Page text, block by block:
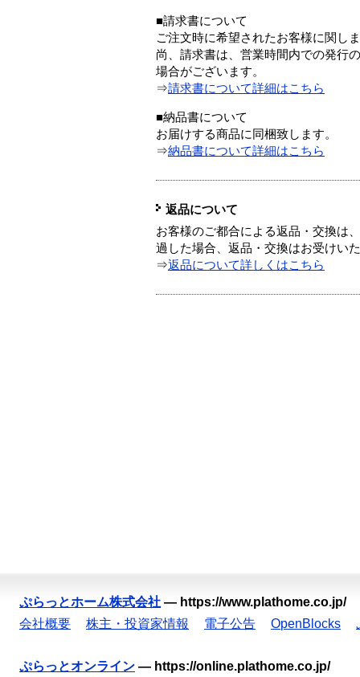
■請求書について
ご注文時に希望されたお客様に関し
尚、請求書は、営業時間内での発行
場合がございます。
⇒請求書について詳細はこちら
■納品書について
お届けする商品に同梱致します。
⇒納品書について詳細はこちら
返品について
お客様のご都合による返品・交換は
過した場合、返品・交換はお受けい
⇒返品について詳しくはこちら
ぷらっとホーム株式会社 — https://www.plathome.co.jp/
会社概要
株主・投資家情報 電子公告 OpenBlocks
ぷらっとオンライン — https://online.plathome.co.jp/